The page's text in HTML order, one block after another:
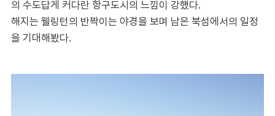
의 수도답게 커다란 항구도시의 느낌이 강했다.
해지는 웰링턴의 반짝이는 야경을 보며 남은 북섬에서의 일정
을 기대해봤다.